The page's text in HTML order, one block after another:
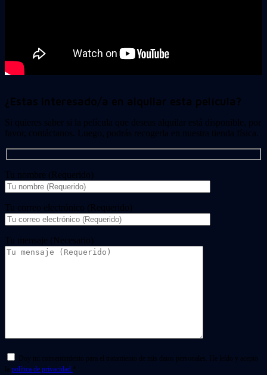
¿Estas interesado/a en alquilar esta película?
Si quieres saber si la película que deseas alquilar está disponible, por
favor, contáctanos. Luego, podrás recogerla en nuestra tienda física.
Tu nombre (Requerido)
Tu correo electrónico (Requerido)
Tu mensaje (Necesario)
Doy mi consentimiento para el tratamiento de mis datos personales. He leído y acepto
la política de privacidad. *